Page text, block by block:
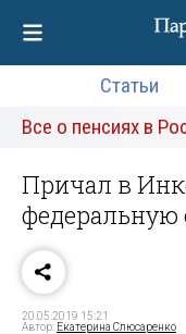
Статьи
Все о пенсиях в
Причал в
федеральную
20.05.2019 15:21
Автор: Екатерина Слюсаренко